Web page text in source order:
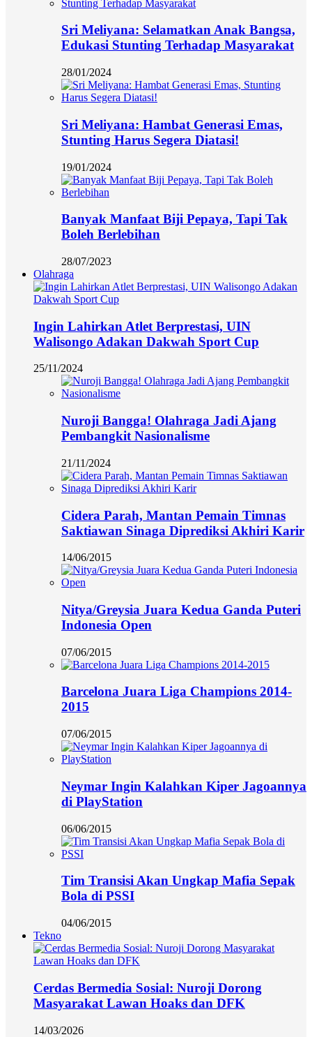
Sri Meliyana: Selamatkan Anak Bangsa,
Edukasi Stunting Terhadap Masyarakat
28/01/2024
Sri Meliyana: Hambat Generasi Emas,
Stunting Harus Segera Diatasi!
19/01/2024
Banyak Manfaat Biji Pepaya, Tapi Tak
Boleh Berlebihan
28/07/2023
Olahraga
Ingin Lahirkan Atlet Berprestasi, UIN
Walisongo Adakan Dakwah Sport Cup
25/11/2024
Nuroji Bangga! Olahraga Jadi Ajang
Pembangkit Nasionalisme
21/11/2024
Cidera Parah, Mantan Pemain Timnas
Saktiawan Sinaga Diprediksi Akhiri Karir
14/06/2015
Nitya/Greysia Juara Kedua Ganda Puteri
Indonesia Open
07/06/2015
Barcelona Juara Liga Champions 2014-
2015
07/06/2015
Neymar Ingin Kalahkan Kiper Jagoannya
di PlayStation
06/06/2015
Tim Transisi Akan Ungkap Mafia Sepak
Bola di PSSI
04/06/2015
Tekno
Cerdas Bermedia Sosial: Nuroji Dorong
Masyarakat Lawan Hoaks dan DFK
14/03/2026